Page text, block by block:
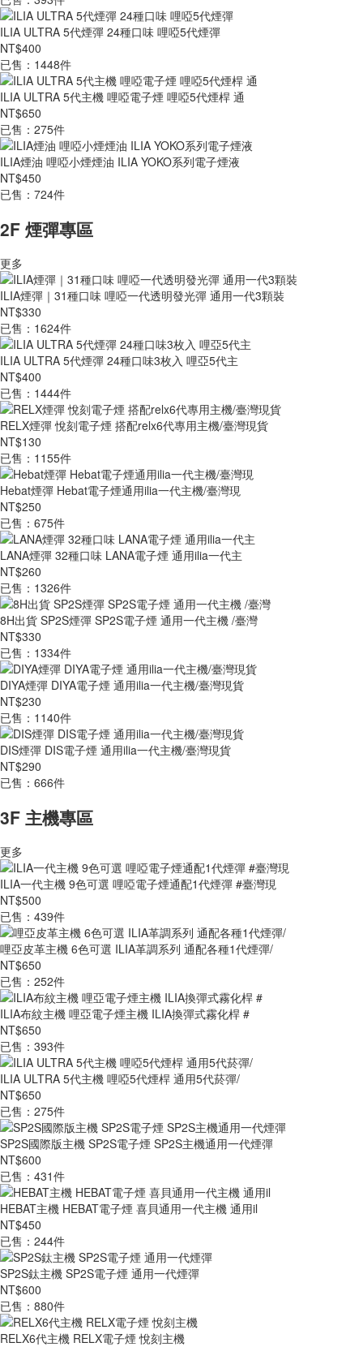
ILIA ULTRA 5代煙彈 24種口味 哩啞5代煙彈
NT$400
已售：1448件
ILIA ULTRA 5代主機 哩啞電子煙 哩啞5代煙桿 通
NT$650
已售：275件
ILIA煙油 哩啞小煙煙油 ILIA YOKO系列電子煙液
NT$450
已售：724件
2F 煙彈專區
更多
ILIA煙彈｜31種口味 哩啞一代透明發光彈 通用一代3顆裝
NT$330
已售：1624件
ILIA ULTRA 5代煙彈 24種口味3枚入 哩亞5代主
NT$400
已售：1444件
RELX煙彈 悅刻電子煙 搭配relx6代專用主機/臺灣現貨
NT$130
已售：1155件
Hebat煙彈 Hebat電子煙通用ilia一代主機/臺灣現
NT$250
已售：675件
LANA煙彈 32種口味 LANA電子煙 通用ilia一代主
NT$260
已售：1326件
8H出貨 SP2S煙彈 SP2S電子煙 通用一代主機 /臺灣
NT$330
已售：1334件
DIYA煙彈 DIYA電子煙 通用ilia一代主機/臺灣現貨
NT$230
已售：1140件
DIS煙彈 DIS電子煙 通用ilia一代主機/臺灣現貨
NT$290
已售：666件
3F 主機專區
更多
ILIA一代主機 9色可選 哩啞電子煙通配1代煙彈 #臺灣現
NT$500
已售：439件
哩亞皮革主機 6色可選 ILIA革調系列 通配各種1代煙彈/
NT$650
已售：252件
ILIA布紋主機 哩亞電子煙主機 ILIA換彈式霧化桿 #
NT$650
已售：393件
ILIA ULTRA 5代主機 哩啞5代煙桿 通用5代菸彈/
NT$650
已售：275件
SP2S國際版主機 SP2S電子煙 SP2S主機通用一代煙彈
NT$600
已售：431件
HEBAT主機 HEBAT電子煙 喜貝通用一代主機 通用il
NT$450
已售：244件
SP2S鈦主機 SP2S電子煙 通用一代煙彈
NT$600
已售：880件
RELX6代主機 RELX電子煙 悅刻主機